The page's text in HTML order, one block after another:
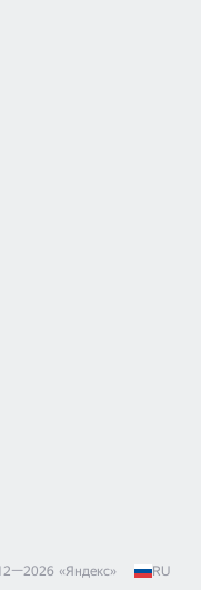
2026 «Яндекс» RU